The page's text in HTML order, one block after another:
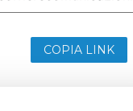
COPIA LINK